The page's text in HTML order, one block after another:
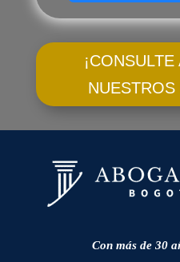
Con más de 30